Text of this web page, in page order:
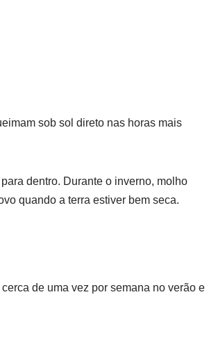
sob sol direto nas horas mais
dentro. Durante o inverno, molho
quando a terra estiver bem seca.
de uma vez por semana no verão e